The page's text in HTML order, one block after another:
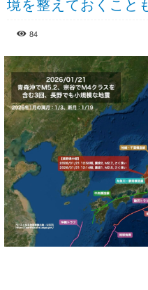
境を整えておくこと
84